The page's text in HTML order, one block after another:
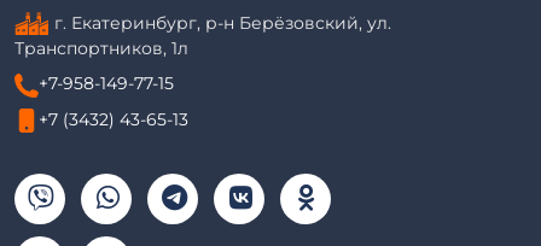
г. Екатеринбург, р-н Берёзовский, ул.
Транспортников, 1л
+7-958-149-77-15
+7 (3432) 43-65-13